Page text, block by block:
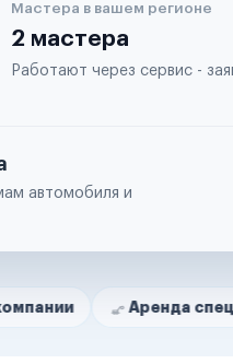
Мастера в вашем регионе
2 мастера
Работают через сервис -
автомобиля и
Аренда спецтехники